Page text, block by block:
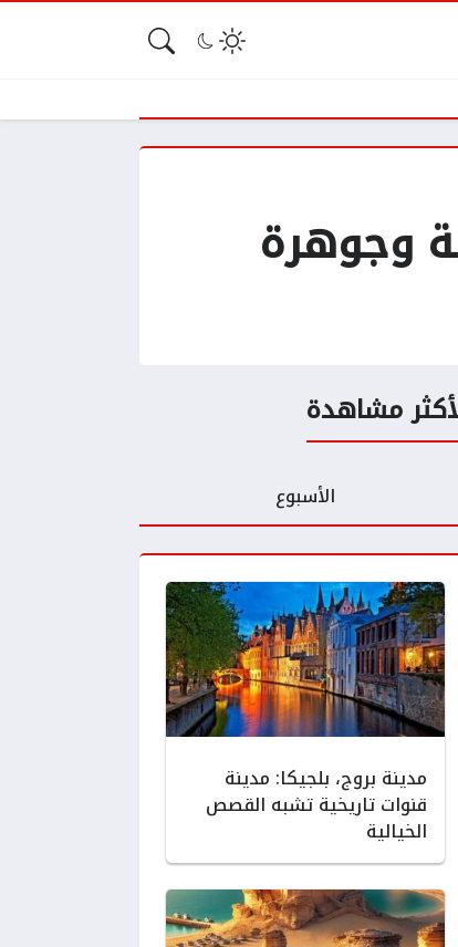
وجوهرة
مشاهدة
الأسبوع
مدينة بروج، بلجيكا: مدينة
قنوات تاريخية تشبه القصص
الخيالية